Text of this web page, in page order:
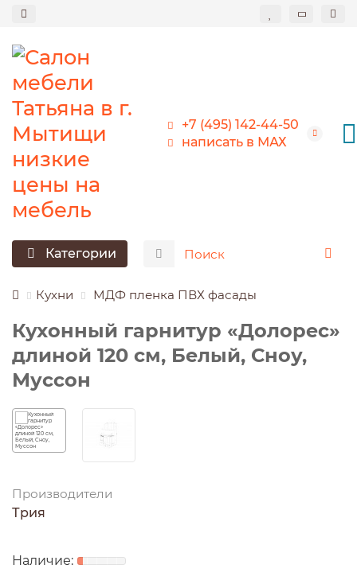
+7 (495) 142-44-50
написать в МАХ
Категории
Кухни МДФ пленка ПВХ фасады
Кухонный гарнитур «Долорес»
длиной 120 см, Белый, Сноу,
Муссон
Производители
Трия